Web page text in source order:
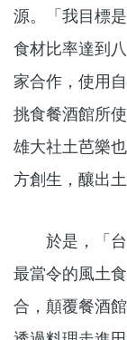
源。「我目標
食材比率達到
家合作，使用
挑食餐酒館所
雄大社土芭樂
方創生，釀出
於是，「台
最當令的風土
合，顛覆餐酒